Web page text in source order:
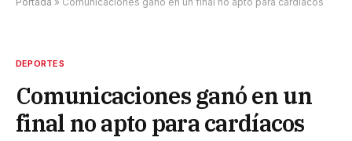
DEPORTES
Comunicaciones ganó en un
final no apto para cardíacos